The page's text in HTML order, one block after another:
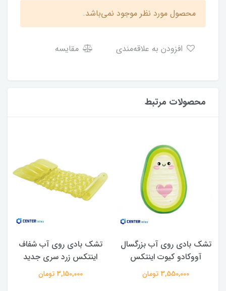
محصول مورد نظر موجود نمی‌باشد.
مقایسه
محصولات مرتبط
تشک بادی روی آب بزرگسال
آووکادو کیوت اینتکس
3,550,000 تومان
تشک بادی روی آب شفاف
اینتکس زرد سری جدید
3,150,000 تومان